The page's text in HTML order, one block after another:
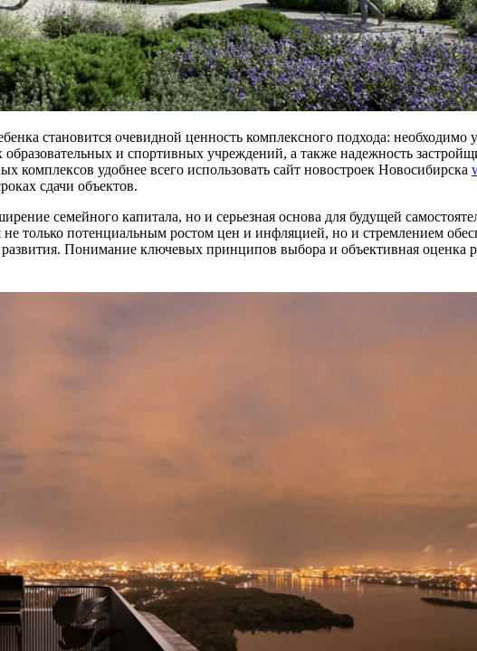
становится очевидной ценность комплексного подхода:
и спортивных учреждений, а также надежность
комплексов удобнее всего использовать сайт новостроек Новосибирска
сдачи объектов.
семейного капитала, но и серьезная основа для будущей
не только потенциальным ростом цен и инфляцией, но и стремлением
Понимание ключевых принципов выбора и объективная оценка